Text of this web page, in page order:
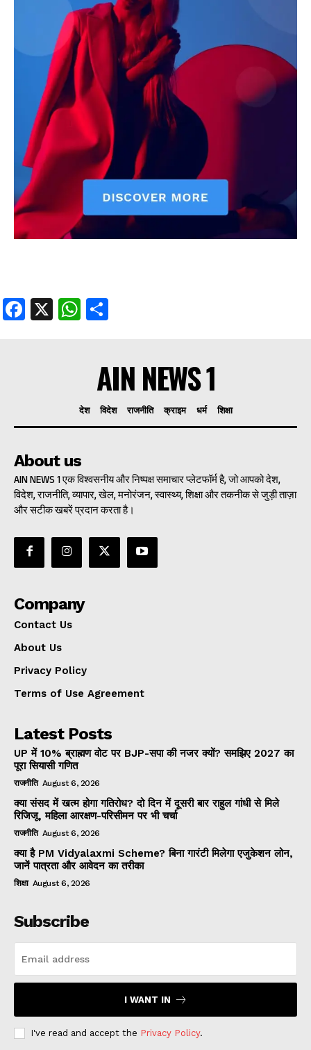
About Us
Privacy Policy
Terms of Use Agreement
Facebook
X WhatsApp
Share
Facebook
X WhatsApp
AIN NEWS 1
देश विदेश राजनीति क्राइम धर्म शिक्षा
About us
AIN NEWS 1 एक विश्वसनीय और निष्पक्ष समाचार प्लेटफॉर्म है, जो आपको देश,
विदेश, राजनीति, व्यापार, खेल, मनोरंजन, स्वास्थ्य, शिक्षा और तकनीक से जुड़ी ताज़ा
और सटीक खबरें प्रदान करता है।
Company
Contact Us
About Us
Privacy Policy
Terms of Use Agreement
Latest Posts
UP में 10% ब्राह्मण वोट पर BJP-सपा की नजर क्यों? समझिए 2027 का
पूरा सियासी गणित
राजनीति August 6, 2026
क्या संसद में खत्म होगा गतिरोध? दो दिन में दूसरी बार राहुल गांधी से मिले
रिजिजू, महिला आरक्षण-परिसीमन पर भी चर्चा
राजनीति August 6, 2026
क्या है PM Vidyalaxmi Scheme? बिना गारंटी मिलेगा एजुकेशन लोन,
जानें पात्रता और आवेदन का तरीका
शिक्षा August 6, 2026
Subscribe
I WANT IN
I've read and accept the Privacy Policy.